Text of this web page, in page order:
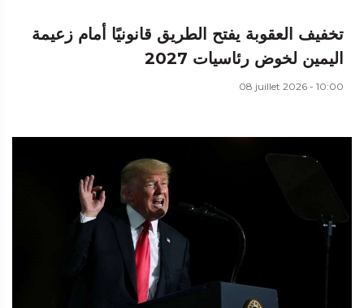
تخفيف العقوبة يفتح الطريق قانونيًا أمام زعيمة
اليمين لخوض رئاسيات 2027
08 juillet 2026 - 10:00